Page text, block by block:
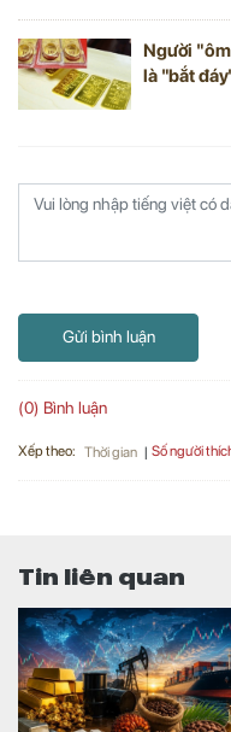
Người
là "bắt
Gửi bình luận
(0) Bình luận
Xếp theo: Thời gian Số người
Tin liên quan